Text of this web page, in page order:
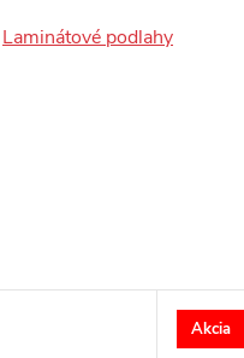
Laminátové podlahy
Akcia